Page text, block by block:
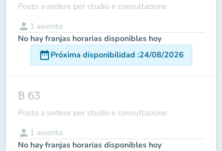
Posto a sedere per studio e consultazione
person 1 asiento
No hay franjas horarias disponibles hoy
date_rangePróxima disponibilidad :24/08/2026
B 63
Posto a sedere per studio e consultazione
person 1 asiento
No hay franjas horarias disponibles hoy